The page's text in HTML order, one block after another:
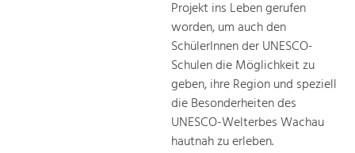
Projekt ins Leben gerufen
worden, um auch den
SchülerInnen der UNESCO-
Schulen die Möglichkeit zu
geben, ihre Region und speziell
die Besonderheiten des
UNESCO-Welterbes Wachau
hautnah zu erleben.